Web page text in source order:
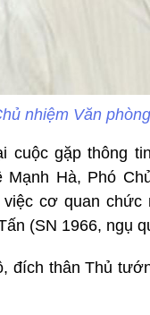
nhiệm Văn
cuộc gặp thông
Mạnh Hà, Phó
cơ quan chức
(SN 1966, ngụ
đích thân Thủ